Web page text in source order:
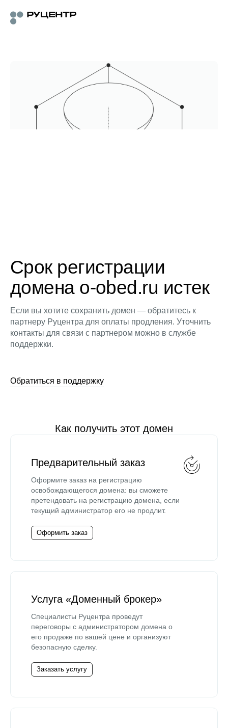
Срок регистрации
домена o-obed.ru истек
Если вы хотите сохранить домен — обратитесь к
партнеру Руцентра для оплаты продления. Уточнить
контакты для связи с партнером можно в службе
поддержки.
Обратиться в поддержку
Как получить этот домен
Предварительный заказ
Оформите заказ на регистрацию
освобождающегося домена: вы сможете
претендовать на регистрацию домена, если
текущий администратор его не продлит.
Оформить заказ
Услуга «Доменный брокер»
Специалисты Руцентра проведут
переговоры с администратором домена о
его продаже по вашей цене и организуют
безопасную сделку.
Заказать услугу